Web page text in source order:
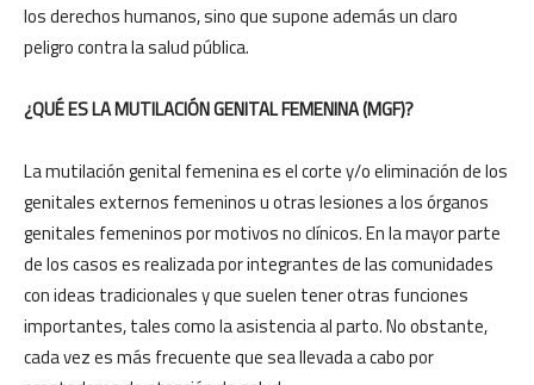
los derechos humanos, sino que supone además un claro
peligro contra la salud pública.
¿QUÉ ES LA MUTILACIÓN GENITAL FEMENINA (MGF)?
La mutilación genital femenina es el corte y/o eliminación de los
genitales externos femeninos u otras lesiones a los órganos
genitales femeninos por motivos no clínicos. En la mayor parte
de los casos es realizada por integrantes de las comunidades
con ideas tradicionales y que suelen tener otras funciones
importantes, tales como la asistencia al parto. No obstante,
cada vez es más frecuente que sea llevada a cabo por